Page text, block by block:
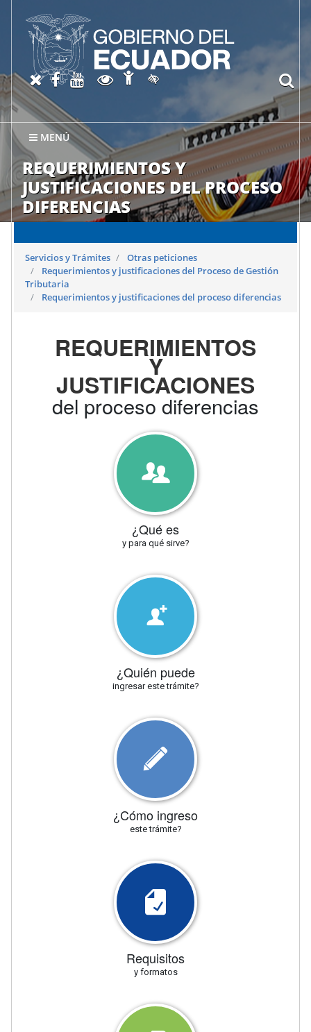
MENÚ
REQUERIMIENTOS Y
JUSTIFICACIONES DEL PROCESO
DIFERENCIAS
X oficial del SRI
Facebook oficial SRI
Canal del SRI en YouTube
Abrir página de
Abrir página de
Activar/quitar contraste
Servicios y Trámites
Otras peticiones
Requerimientos y justificaciones del Proceso de Gestión
Tributaria
Requerimientos y justificaciones del proceso diferencias
REQUERIMIENTOS
Y
JUSTIFICACIONES
del proceso diferencias
¿Qué es
y para qué sirve?
¿Quién puede
ingresar este trámite?
¿Cómo ingreso
este trámite?
Requisitos
y formatos